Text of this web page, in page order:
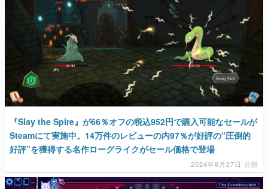
『Slay the Spire』が66％オフの税込952円で購入可能なセールが
Steamにて実施中。14万件のレビューの内97％が好評の“圧倒的
好評”を獲得する名作ローグライクがセール価格で登場
2024年8月27日 公開